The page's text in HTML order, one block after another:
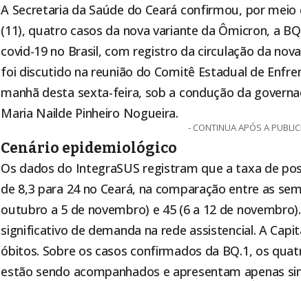
A Secretaria da Saúde do Ceará confirmou, por
(11), quatro casos da nova variante da Ômicron, a
covid-19 no Brasil, com registro da circulação da
foi discutido na reunião do Comitê Estadual de
manhã desta sexta-feira, sob a condução da
Maria Nailde Pinheiro Nogueira.
- CONTINUA APÓS A
Cenário epidemiológico
Os dados do IntegraSUS registram que a taxa de
de 8,3 para 24 no Ceará, na comparação entre as
outubro a 5 de novembro) e 45 (6 a 12 de
significativo de demanda na rede assistencial. A
óbitos. Sobre os casos confirmados da BQ.1, os
estão sendo acompanhados e apresentam apenas